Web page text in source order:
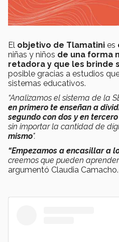
El objetivo de Tlamatini es
niñas y niños de una forma
retadora y que les brinde
posible gracias a estudios
sistemas educativos.
“Analizamos el sistema de la
en primero te enseñan a
segundo con dos y en
sin importar la cantidad de
mismo".
“Empezamos a encasillar a
creemos que pueden
argumentó Claudia Camacho.